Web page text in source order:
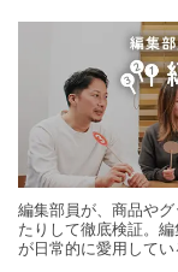
編集部員が、商品や
たりして徹底検証。
が日常的に愛用して